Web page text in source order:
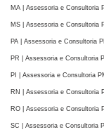
MA | Assessoria e Consultoria
MS | Assessoria e Consultoria
PA | Assessoria e Consultoria
PR | Assessoria e Consultoria
PI | Assessoria e Consultoria
RN | Assessoria e Consultoria
RO | Assessoria e Consultoria
SC | Assessoria e Consultoria